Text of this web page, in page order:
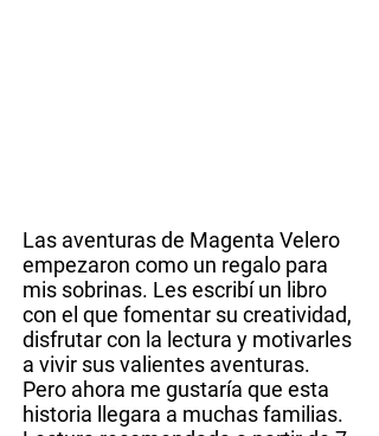
Las aventuras de Magenta Velero
empezaron como un regalo para
mis sobrinas. Les escribí un libro
con el que fomentar su creatividad,
disfrutar con la lectura y motivarles
a vivir sus valientes aventuras.
Pero ahora me gustaría que esta
historia llegara a muchas familias.